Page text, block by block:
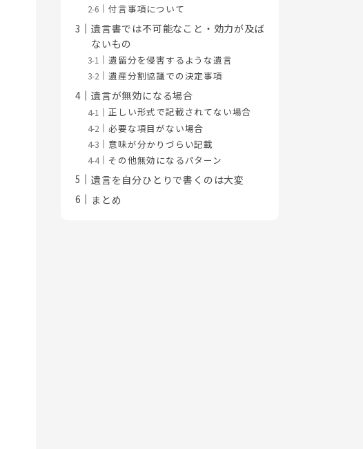
付言事項について
遺言書では不可能なこと・効力が及ば
ないもの
遺留分を侵害するような遺言
遺産分割協議での決定事項
遺言が無効になる場合
正しい形式で記載されてない場合
必要な項目がない場合
意味が分かりづらい記載
その他無効になるパターン
遺言を自分ひとりで書くのは大変
まとめ